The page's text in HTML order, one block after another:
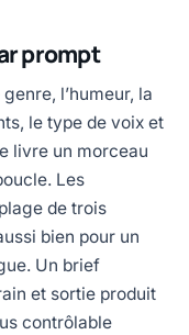
prompt
l’humeur, la
le type de voix et
livre un morceau
Les
de trois
bien pour un
Un brief
et sortie produit
contrôlable